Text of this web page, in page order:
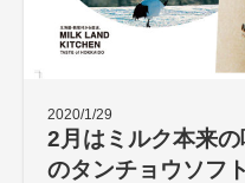
2020/1/29
2月はミルク本来
のタンチョウソフ